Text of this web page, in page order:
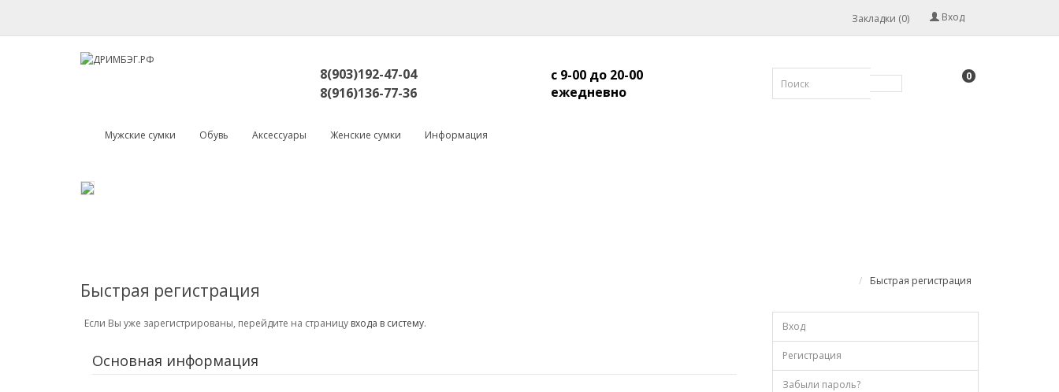
Вход
Закладки (0)
8(903)192-47-04
8(916)136-77-36
с 9-00 до 20-00
ежедневно
0
Мужские сумки Обувь Аксессуары Женские сумки Информация
Быстрая регистрация
Быстрая регистрация
Если Вы уже зарегистрированы, перейдите на страницу входа в систему.
Основная информация
Вход
Регистрация
Забыли пароль?